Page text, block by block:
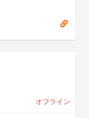
オフライン